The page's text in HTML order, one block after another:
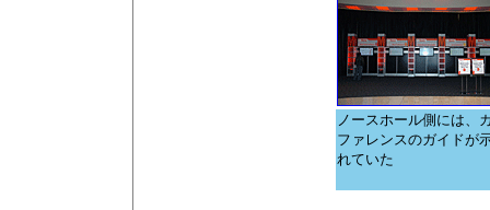
ノースホール側には、
ファレンスのガイドが
れていた